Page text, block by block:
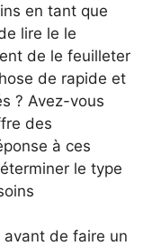
en tant que
lire le le
de le feuilleter
de rapide et
? Avez-vous
des
à ces
le type
avant de faire un